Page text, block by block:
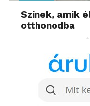
Színek, amik
otthonodba